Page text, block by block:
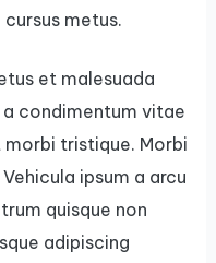
metus.
et malesuada
condimentum vitae
tristique. Morbi
ipsum a arcu
quisque non
adipiscing